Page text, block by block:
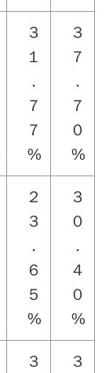
３
１
．
７
７
%
３
７
．
７
０
%
２
３
．
６
５
%
３
０
．
４
０
%
３
３